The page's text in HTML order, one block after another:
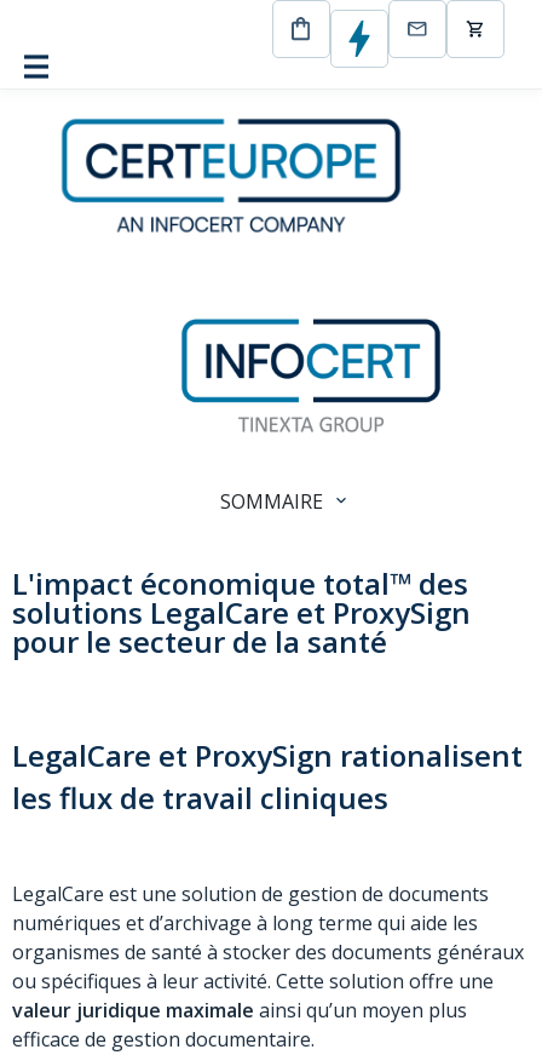
L’impact économique total™ des solutions
LegalCare et ProxySign pour le secteur de la santé
SOMMAIRE
L'impact économique total™ des
solutions LegalCare et ProxySign
pour le secteur de la santé
LegalCare et ProxySign rationalisent
les flux de travail cliniques
LegalCare est une solution de gestion de documents
numériques et d’archivage à long terme qui aide les
organismes de santé à stocker des documents généraux
ou spécifiques à leur activité. Cette solution offre une
valeur juridique maximale ainsi qu’un moyen plus
efficace de gestion documentaire.